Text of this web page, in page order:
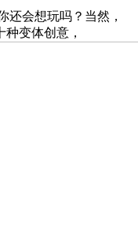
会想玩吗？当然，
变体创意，